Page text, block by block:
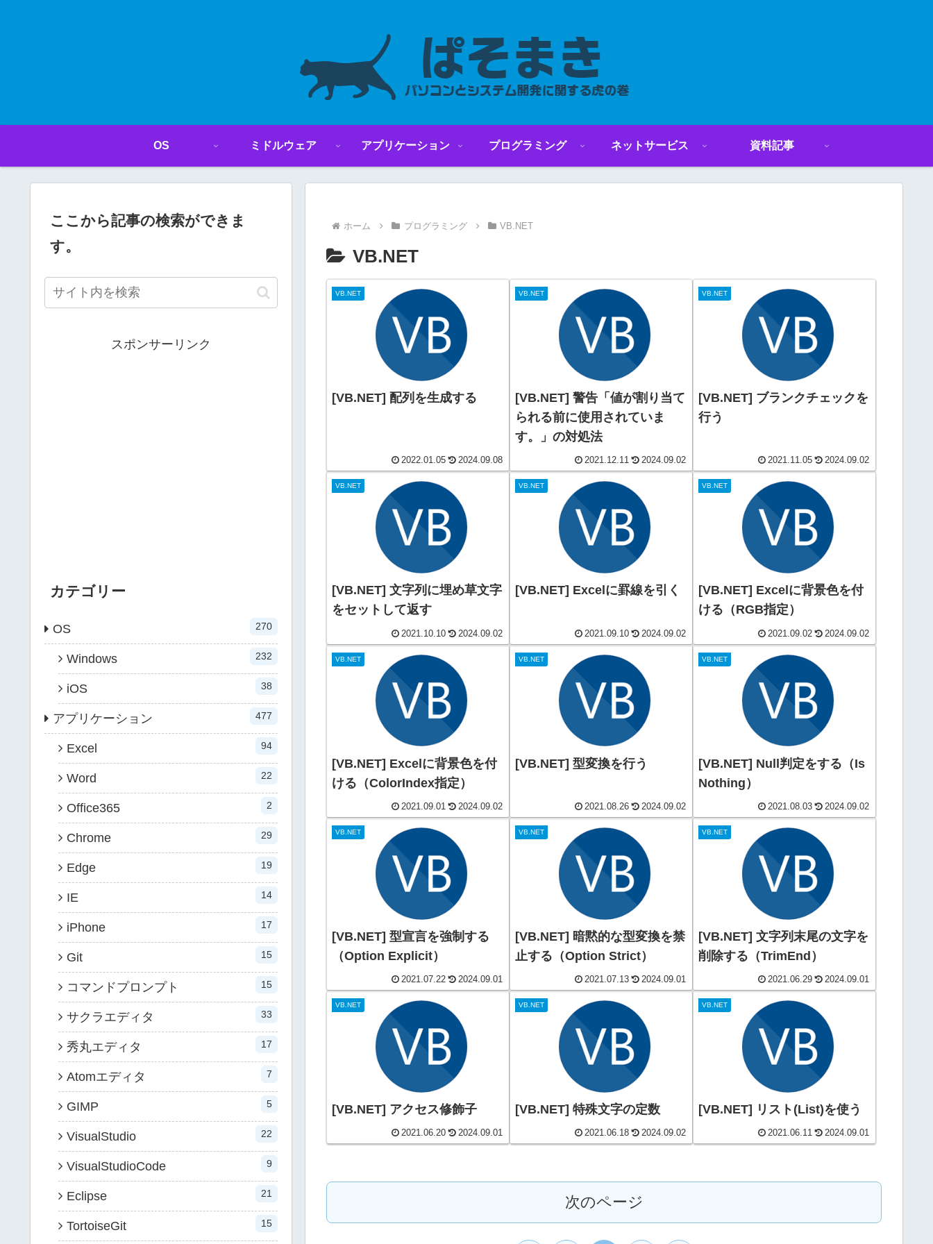
OS ミドルウェア アプリケーション プログラミング ネットサービス 資料記事
ホーム プログラミング VB.NET
VB.NET
VB.NET
[VB.NET] 配列を生成する
2022.01.05 2024.09.08
VB.NET
[VB.NET] 警告「値が割り当て
られる前に使用されていま
す。」の対処法
2021.12.11 2024.09.02
VB.NET
[VB.NET] ブランクチェックを
行う
2021.11.05 2024.09.02
VB.NET
[VB.NET] 文字列に埋め草文字
をセットして返す
2021.10.10 2024.09.02
VB.NET
[VB.NET] Excelに罫線を引く
2021.09.10 2024.09.02
VB.NET
[VB.NET] Excelに背景色を付
ける（RGB指定）
2021.09.02 2024.09.02
VB.NET
[VB.NET] Excelに背景色を付
ける（ColorIndex指定）
2021.09.01 2024.09.02
VB.NET
[VB.NET] 型変換を行う
2021.08.26 2024.09.02
VB.NET
[VB.NET] Null判定をする（Is
Nothing）
2021.08.03 2024.09.02
VB.NET
[VB.NET] 型宣言を強制する
（Option Explicit）
2021.07.22 2024.09.01
VB.NET
[VB.NET] 暗黙的な型変換を禁
止する（Option Strict）
2021.07.13 2024.09.01
VB.NET
[VB.NET] 文字列末尾の文字を
削除する（TrimEnd）
2021.06.29 2024.09.01
VB.NET
[VB.NET] アクセス修飾子
2021.06.20 2024.09.01
VB.NET
[VB.NET] 特殊文字の定数
2021.06.18 2024.09.02
VB.NET
[VB.NET] リスト(List)を使う
2021.06.11 2024.09.01
次のページ
ここから記事の検索ができま
す。
スポンサーリンク
カテゴリー
OS 270
Windows 232
iOS 38
アプリケーション 477
Excel 94
Word 22
Office365 2
Chrome 29
Edge 19
IE 14
iPhone 17
Git 15
コマンドプロンプト 15
サクラエディタ 33
秀丸エディタ 17
Atomエディタ 7
GIMP 5
VisualStudio 22
VisualStudioCode 9
Eclipse 21
TortoiseGit 15